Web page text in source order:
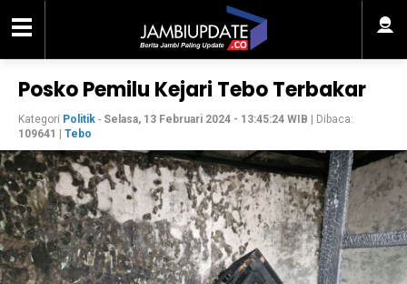
Posko Pemilu Kejari Tebo Terbakar
Kategori Politik - Selasa, 13 Februari 2024 - 13:45:24 WIB | Dibaca:
109641
Tebo